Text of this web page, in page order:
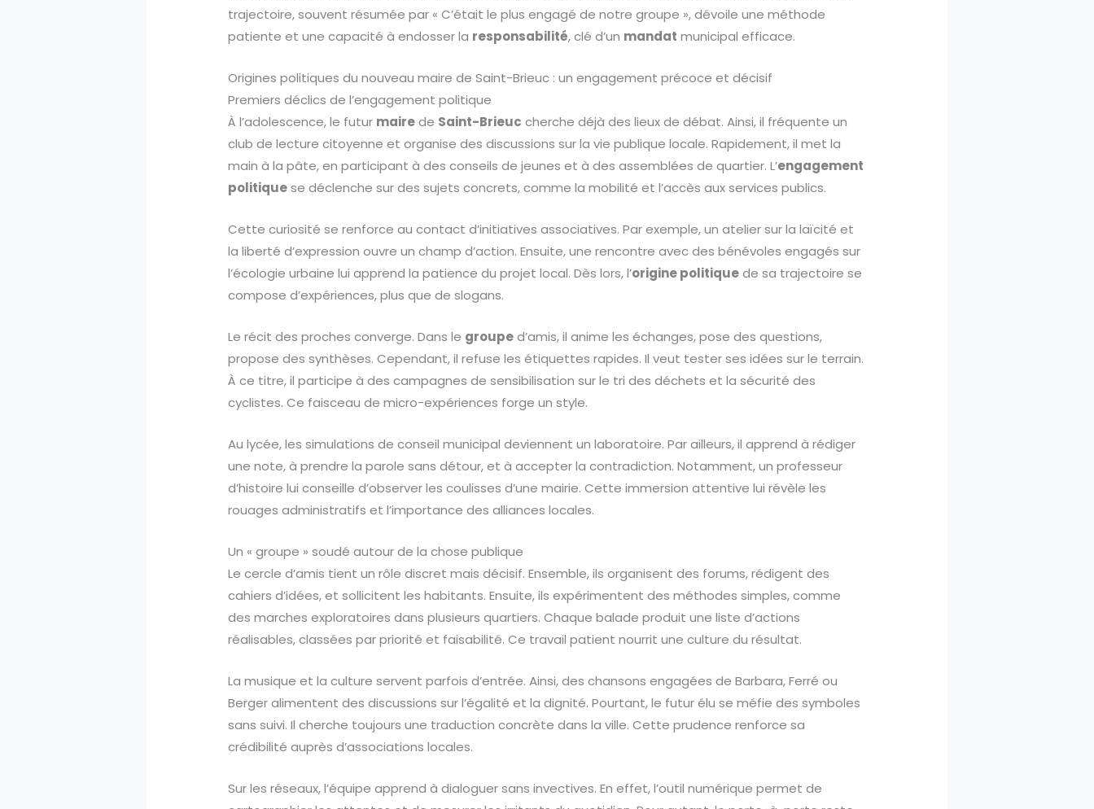
trajectoire, souvent résumée par « C’était le plus engagé de notre groupe », dévoile une méthode
patiente et une capacité à endosser la responsabilité, clé d’un mandat municipal efficace.
Origines politiques du nouveau maire de Saint-Brieuc : un engagement précoce et décisif
Premiers déclics de l’engagement politique
À l’adolescence, le futur mairede Saint-Brieuc cherche déjà des lieux de débat. Ainsi, il fréquente un
club de lecture citoyenne et organise des discussions sur la vie publique locale. Rapidement, il met la
main à la pâte, en participant à des conseils de jeunes et à des assemblées de quartier. L’engagement
politiquese déclenche sur des sujets concrets, comme la mobilité et l’accès aux services publics.
Cette curiosité se renforce au contact d’initiatives associatives. Par exemple, un atelier sur la laïcité et
la liberté d’expression ouvre un champ d’action. Ensuite, une rencontre avec des bénévoles engagés sur
l’écologie urbaine lui apprend la patience du projet local. Dès lors, l’origine politiquede sa trajectoire se
compose d’expériences, plus que de slogans.
Le récit des proches converge. Dans le grouped’amis, il anime les échanges, pose des questions,
propose des synthèses. Cependant, il refuse les étiquettes rapides. Il veut tester ses idées sur le terrain.
À ce titre, il participe à des campagnes de sensibilisation sur le tri des déchets et la sécurité des
cyclistes. Ce faisceau de micro-expériences forge un style.
Au lycée, les simulations de conseil municipal deviennent un laboratoire. Par ailleurs, il apprend à rédiger
une note, à prendre la parole sans détour, et à accepter la contradiction. Notamment, un professeur
d’histoire lui conseille d’observer les coulisses d’une mairie. Cette immersion attentive lui révèle les
rouages administratifs et l’importance des alliances locales.
Un « groupe » soudé autour de la chose publique
Le cercle d’amis tient un rôle discret mais décisif. Ensemble, ils organisent des forums, rédigent des
cahiers d’idées, et sollicitent les habitants. Ensuite, ils expérimentent des méthodes simples, comme
des marches exploratoires dans plusieurs quartiers. Chaque balade produit une liste d’actions
réalisables, classées par priorité et faisabilité. Ce travail patient nourrit une culture du résultat.
La musique et la culture servent parfois d’entrée. Ainsi, des chansons engagées de Barbara, Ferré ou
Berger alimentent des discussions sur l’égalité et la dignité. Pourtant, le futur élu se méfie des symboles
sans suivi. Il cherche toujours une traduction concrète dans la ville. Cette prudence renforce sa
crédibilité auprès d’associations locales.
Sur les réseaux, l’équipe apprend à dialoguer sans invectives. En effet, l’outil numérique permet de